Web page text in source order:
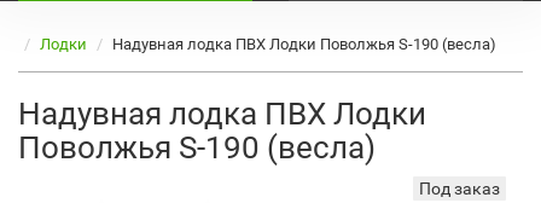
Лoдки Надувная лодка ПВХ Лодки Поволжья S-190 (весла)
Надувная лодка ПВХ Лодки
Поволжья S-190 (весла)
Под заказ